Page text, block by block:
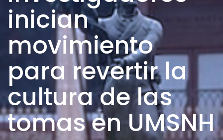
inician
movimiento
para revertir la
cultura de las
tomas en UMSNH